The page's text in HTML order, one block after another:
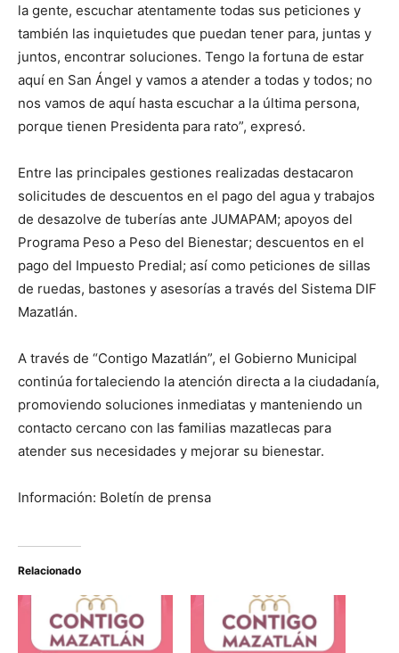
la gente, escuchar atentamente todas sus peticiones y
también las inquietudes que puedan tener para, juntas y
juntos, encontrar soluciones. Tengo la fortuna de estar
aquí en San Ángel y vamos a atender a todas y todos; no
nos vamos de aquí hasta escuchar a la última persona,
porque tienen Presidenta para rato”, expresó.
Entre las principales gestiones realizadas destacaron
solicitudes de descuentos en el pago del agua y trabajos
de desazolve de tuberías ante JUMAPAM; apoyos del
Programa Peso a Peso del Bienestar; descuentos en el
pago del Impuesto Predial; así como peticiones de sillas
de ruedas, bastones y asesorías a través del Sistema DIF
Mazatlán.
A través de “Contigo Mazatlán”, el Gobierno Municipal
continúa fortaleciendo la atención directa a la ciudadanía,
promoviendo soluciones inmediatas y manteniendo un
contacto cercano con las familias mazatlecas para
atender sus necesidades y mejorar su bienestar.
Información: Boletín de prensa
Relacionado